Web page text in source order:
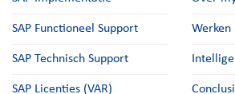
SAP Functioneel Support
SAP Technisch Support
SAP Licenties (VAR)
Werken